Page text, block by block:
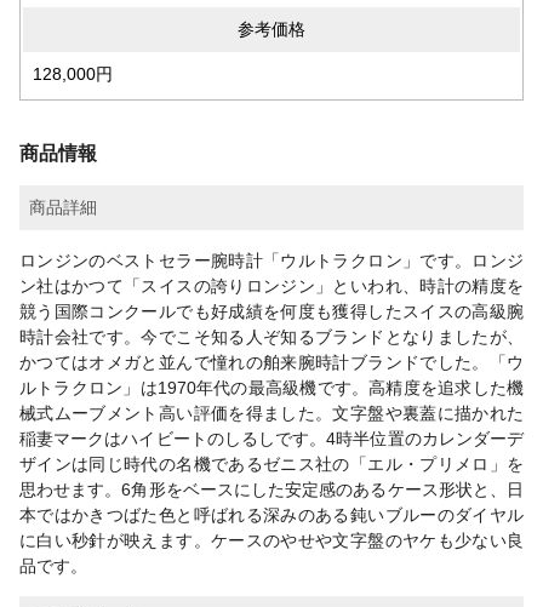
参考価格
128,000円
商品情報
商品詳細
ロンジンのベストセラー腕時計「ウルトラクロン」です。ロンジ
ン社はかつて「スイスの誇りロンジン」といわれ、時計の精度を
競う国際コンクールでも好成績を何度も獲得したスイスの高級腕
時計会社です。今でこそ知る人ぞ知るブランドとなりましたが、
かつてはオメガと並んで憧れの舶来腕時計ブランドでした。「ウ
ルトラクロン」は1970年代の最高級機です。高精度を追求した機
械式ムーブメント高い評価を得ました。文字盤や裏蓋に描かれた
稲妻マークはハイビートのしるしです。4時半位置のカレンダーデ
ザインは同じ時代の名機であるゼニス社の「エル・プリメロ」を
思わせます。6角形をベースにした安定感のあるケース形状と、日
本ではかきつばた色と呼ばれる深みのある鈍いブルーのダイヤル
に白い秒針が映えます。ケースのやせや文字盤のヤケも少ない良
品です。